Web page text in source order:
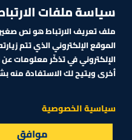
2026
CNBCARABIA.COM. ALL RIGHTS RESERVED
سياسة ملفات
ملف تعريف الارتباط هو نص
الموقع الإلكتروني الذي تتم
الإلكتروني في تذكّر معلومات
أخرى ويتيح لك الاستفادة منه
سياسية الخصوصية
موافق